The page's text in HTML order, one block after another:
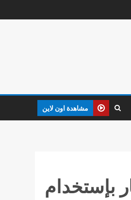
مشاهدة اون لاين
بإستخدام